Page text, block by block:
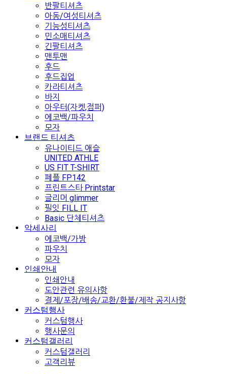
반팔티셔츠
아동/여성티셔츠
기능성티셔츠
민소매티셔츠
긴팔티셔츠
맨투맨
후드
후드집업
카라티셔츠
바지
아우터(자켓,점퍼)
에코백/파우치
모자
브랜드 티셔츠
유나이티드 애슬
UNITED ATHLE
US FIT T-SHIRT
페플 FP142
프린트스타 Printstar
글리머 glimmer
필잇 FILL IT
Basic 단체티셔츠
악세사리
에코백/가방
파우치
모자
인쇄안내
인쇄안내
도안관련 유의사항
결제/포장/배송/교환/환불/제작 공지사항
커스텀행사
커스텀행사
행사문의
커스텀갤러리
커스텀갤러리
고객리뷰